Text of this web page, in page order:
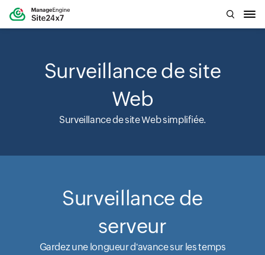
Surveillance de site
Web
Surveillance de site Web simplifiée.
Surveillance de
serveur
Gardez une longueur d'avance sur les temps